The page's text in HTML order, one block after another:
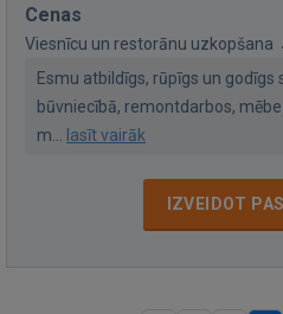
Cenas
Viesnīcu un restorānu uzkopšana
Esmu atbildīgs, rūpīgs un godīgs
būvniecībā, remontdarbos,
m... lasīt vairāk
IZVEIDOT